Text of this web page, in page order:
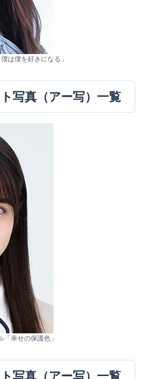
は僕を好きになる」
写真（アー写）一覧
「幸せの保護色」
写真（アー写）一覧